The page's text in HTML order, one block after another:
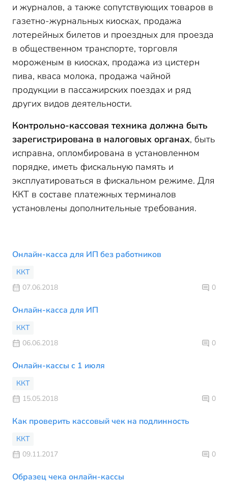
и журналов, а также сопутствующих товаров в
газетно-журнальных киосках, продажа
лотерейных билетов и проездных для проезда
в общественном транспорте, торговля
мороженым в киосках, продажа из цистерн
пива, кваса молока, продажа чайной
продукции в пассажирских поездах и ряд
других видов деятельности.
Контрольно-кассовая техника должна быть
зарегистрирована в налоговых органах, быть
исправна, опломбирована в установленном
порядке, иметь фискальную память и
эксплуатироваться в фискальном режиме. Для
ККТ в составе платежных терминалов
установлены дополнительные требования.
Онлайн-касса для ИП без работников
ККТ
07.06.2018
0
Онлайн-касса для ИП
ККТ
06.06.2018
0
Онлайн-кассы с 1 июля
ККТ
15.05.2018
0
Как проверить кассовый чек на подлинность
ККТ
09.11.2017
0
Образец чека онлайн-кассы